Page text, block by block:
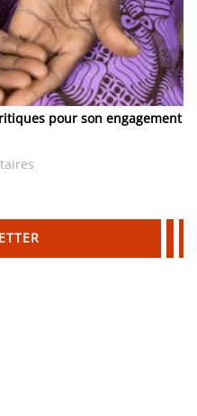
pour son engagement